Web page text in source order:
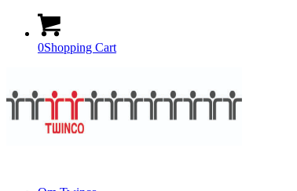
0Shopping Cart